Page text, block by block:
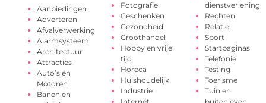
Aanbiedingen
Adverteren
Afvalverwerking
Alarmsysteem
Architectuur
Attracties
Auto’s en
Motoren
Banen en
Fotografie
Geschenken
Gezondheid
Groothandel
Hobby en vrije
tijd
Horeca
Huishoudelijk
Industrie
dienstverlening
Rechten
Relatie
Sport
Startpaginas
Telefonie
Testing
Toerisme
Tuin en